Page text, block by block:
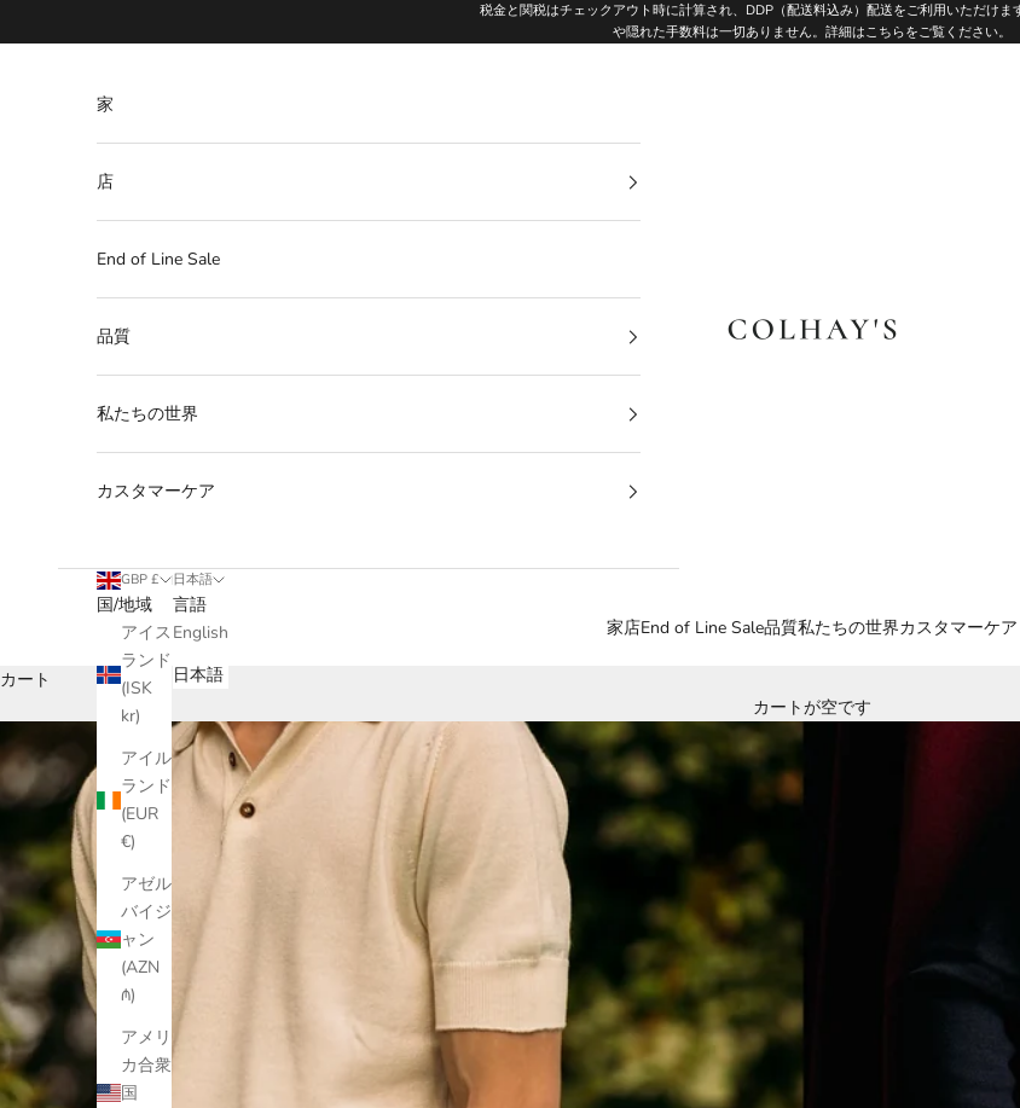
税金と関税はチェックアウト時に計算され、DDP（配送料込み）配送をご利用いただけま
や隠れた手数料は一切ありません。 詳細はこちらをご覧ください。
Colhay's
家店End of Line Sale品質私たちの世界カスタマーケア
家
店
End of Line Sale
品質
私たちの世界
カスタマーケア
GBP £
国/地域
アイス
ランド
(ISK
kr)
アイル
ランド
(EUR
€)
アゼル
バイジ
ャン
(AZN
₼)
アメリ
カ合衆
国
日本語
言語
English
日本語
カート
カートが空です